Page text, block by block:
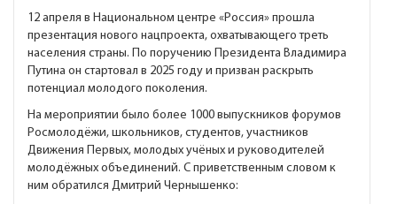
12 апреля в Национальном центре «Россия» прошла
презентация нового нацпроекта, охватывающего треть
населения страны. По поручению Президента Владимира
Путина он стартовал в 2025 году и призван раскрыть
потенциал молодого поколения.
На мероприятии было более 1000 выпускников форумов
Росмолодёжи, школьников, студентов, участников
Движения Первых, молодых учёных и руководителей
молодёжных объединений. С приветственным словом к
ним обратился Дмитрий Чернышенко: